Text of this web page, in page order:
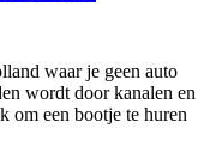
waar je geen auto
wordt door kanalen en
om een bootje te huren